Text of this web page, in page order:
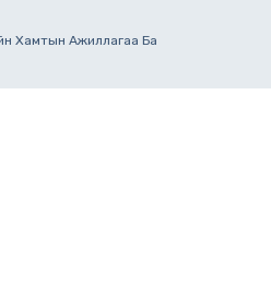
Хамтын Ажиллагаа Ба